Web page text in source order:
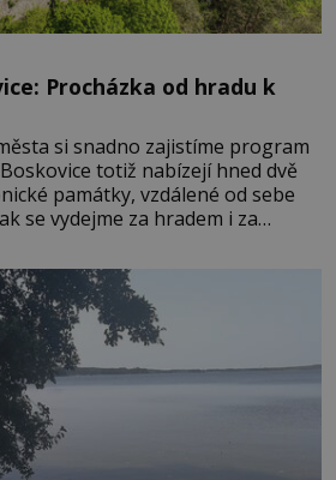
Procházka od hradu k
si snadno zajistíme program
totiž nabízejí hned dvě
památky, vzdálené od sebe
se vydejme za hradem i za
vrchoviny vznikla někdy
1313 kronikáři zaznamenali